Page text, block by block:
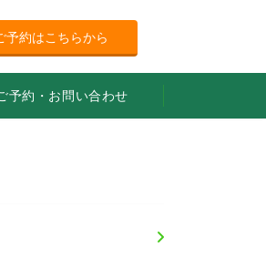
予約はこちらから
予約・お問い合わせ